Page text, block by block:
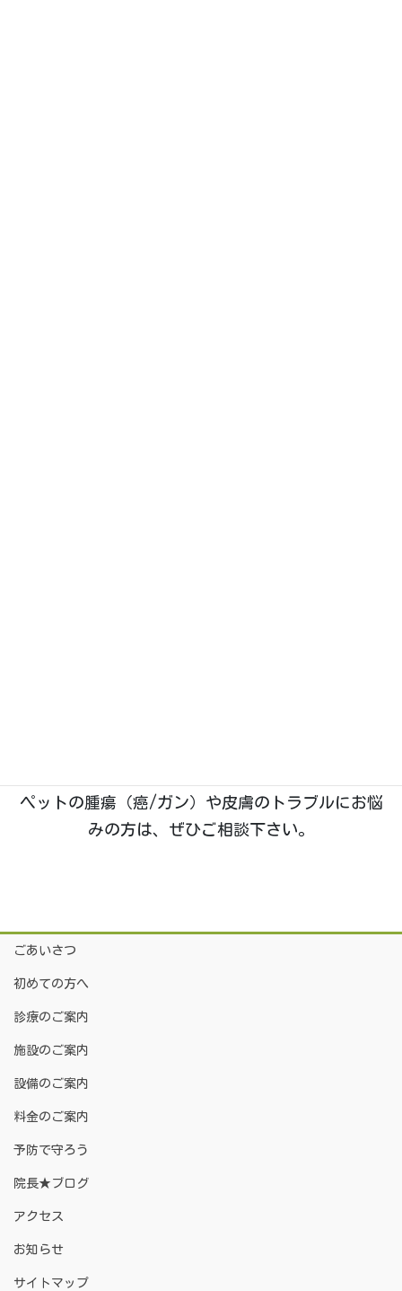
ペットの腫瘍（癌/ガン）や皮膚のトラブルにお悩
みの方は、ぜひご相談下さい。
ごあいさつ
初めての方へ
診療のご案内
施設のご案内
設備のご案内
料金のご案内
予防で守ろう
院長★ブログ
アクセス
お知らせ
サイトマップ